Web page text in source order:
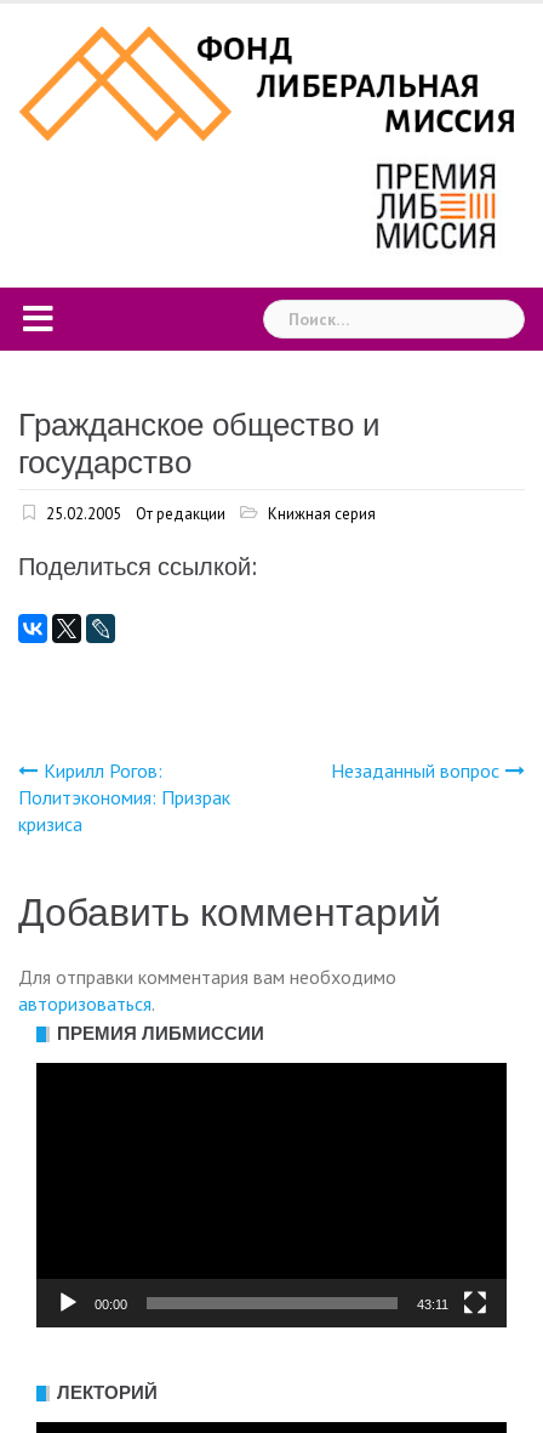
content
Найти:
Гражданское общество и
государство
25.02.2005 От редакции Книжная серия
Поделиться ссылкой:
Навигация
по
записям
Кирилл Рогов:
Политэкономия: Призрак
кризиса
Незаданный вопрос
Добавить комментарий
Для отправки комментария вам необходимо
авторизоваться.
ПРЕМИЯ ЛИБМИССИИ
00:00 43:11
ЛЕКТОРИЙ